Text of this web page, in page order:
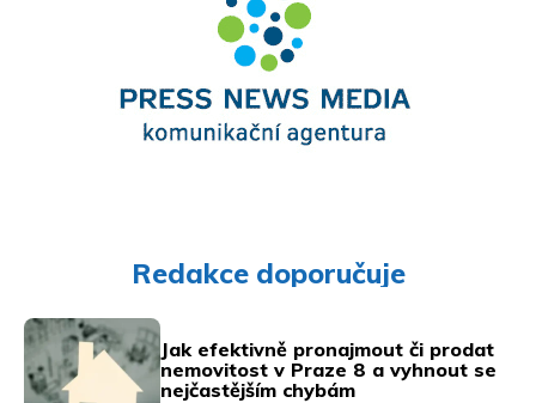
Redakce doporučuje
Jak efektivně pronajmout či prodat
nemovitost v Praze 8 a vyhnout se
nejčastějším chybám